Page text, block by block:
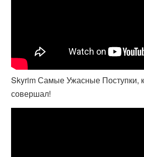
Skyrim Самые Ужасные Поступки,
совершал!